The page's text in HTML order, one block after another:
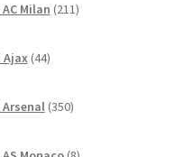
Milan 211izdelkov
Ajax 44izdelkov
350izdelkov